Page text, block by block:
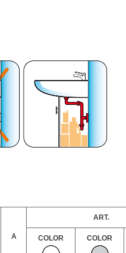
A
ART.
COLOR COLOR